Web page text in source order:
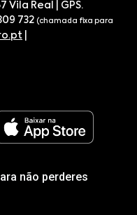
Vila Real | GPS.
732 (chamada fixa para
não perderes